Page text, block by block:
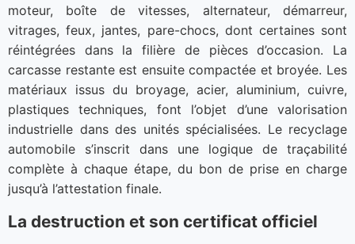
moteur, boîte de vitesses, alternateur, démarreur,
vitrages, feux, jantes, pare-chocs, dont certaines sont
réintégrées dans la filière de pièces d’occasion. La
carcasse restante est ensuite compactée et broyée. Les
matériaux issus du broyage, acier, aluminium, cuivre,
plastiques techniques, font l’objet d’une valorisation
industrielle dans des unités spécialisées. Le recyclage
automobile s’inscrit dans une logique de traçabilité
complète à chaque étape, du bon de prise en charge
jusqu’à l’attestation finale.
La destruction et son certificat officiel